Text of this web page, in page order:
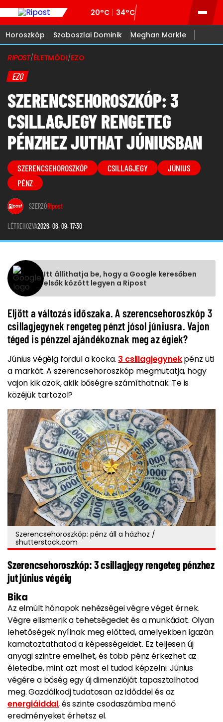
20°C 34°C
Horoszkóp Szoboszlai Dominik Meghan Markle
RIPOST/ÉLETMÓDI/EZO
EZO
SZERENCSEHOROSZKÓP: 3
CSILLAGJEGY RENGETEG
PÉNZHEZ JUTHAT JÚNIUSBAN
SZERENCSEHOROSZKÓP CSILLAGJEGY
JÚNIUS
PÉNZ
SZERZŐRipost
LÉTREHOZVA2026. 06. 09. 17:30
Itt állíthatja be, hogy a Google keresőben
elsők között legyen a Ripost
Eljött a változás időszaka. A szerencsehoroszkóp 3
csillagjegynek rengeteg pénzt jósol júniusra. Vajon
téged is pénzzel ajándékoznak meg az égiek?
Június végéig fordul a kocka. 3 csillagjegynekpénz üti
a markát. A szerencsehoroszkóp megmutatja, hogy
vajon kik azok, akik bőségre számíthatnak. Te is
közéjük tartozol?
Szerencsehoroszkóp: pénz áll a házhoz /
shutterstock.com
Szerencsehoroszkóp: 3 csillagjegy rengeteg pénzhez
jut június végéig
Bika
Az elmúlt hónapok nehézségei végre véget érnek.
Végre elismerik a tehetségedet és a munkádat. Olyan
lehetőségek nyílnak meg előtted, amelyekben igazán
kamatoztathatod a képességeidet. Ez teljesen új
anyagi szintre emelhet, és több pénz érkezhet az
életedbe, mint azt most el tudod képzelni. Június
végére a bőség egy új dimenzióját tapasztalhatod
meg. Gazdálkodj tudatosan az időddel és az
energiáiddal, és szinte csodaszámba menő
eredményeket érhetsz el.